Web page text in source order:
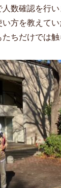
数確認を行
方を教えてい
ちだけでは触